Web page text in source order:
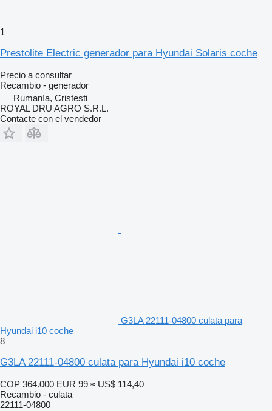
1
Prestolite Electric generador para Hyundai Solaris coche
Precio a consultar
Recambio - generador
Rumanía, Cristesti
ROYAL DRU AGRO S.R.L.
Contacte con el vendedor
G3LA 22111-04800 culata para
Hyundai i10 coche
8
G3LA 22111-04800 culata para Hyundai i10 coche
COP 364.000 EUR 99 ≈ US$ 114,40
Recambio - culata
22111-04800